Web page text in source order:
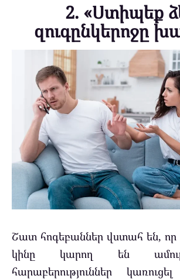
2. «Ստիպեք
զուգընկերոջը
Շատ հոգեբաններ վստահ են,
կինը կարող են
հարաբերություններ